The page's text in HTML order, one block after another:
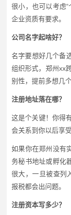
很小，也可以考虑
企业资质有要求。
公司名字起啥好？
名字要想好几个备
组织形式，郑州xx
别性，提前多想几
注册地址落在哪？
这是个关键！你得
会关系到你以后享
如果你在郑州没有
务秘书地址或孵化
很大，一旦被查列
报税都会出问题。
注册资本写多少？